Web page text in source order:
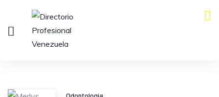
Odontología